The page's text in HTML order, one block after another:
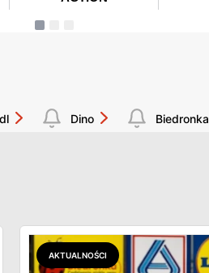
Dino Biedronka
AKTUALNOŚCI